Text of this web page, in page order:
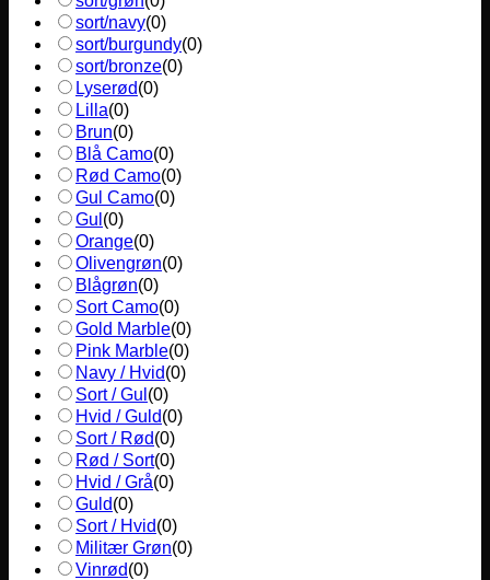
sort/navy(0)
sort/burgundy(0)
sort/bronze(0)
Lyserød(0)
Lilla(0)
Brun(0)
Blå Camo(0)
Rød Camo(0)
Gul Camo(0)
Gul (0)
Orange(0)
Olivengrøn(0)
Blågrøn(0)
Sort Camo(0)
Gold Marble(0)
Pink Marble(0)
Navy / Hvid(0)
Sort / Gul (0)
Hvid / Guld(0)
Sort / Rød(0)
Rød / Sort(0)
Hvid / Grå(0)
Guld(0)
Sort / Hvid(0)
Militær Grøn(0)
Vinrød(0)